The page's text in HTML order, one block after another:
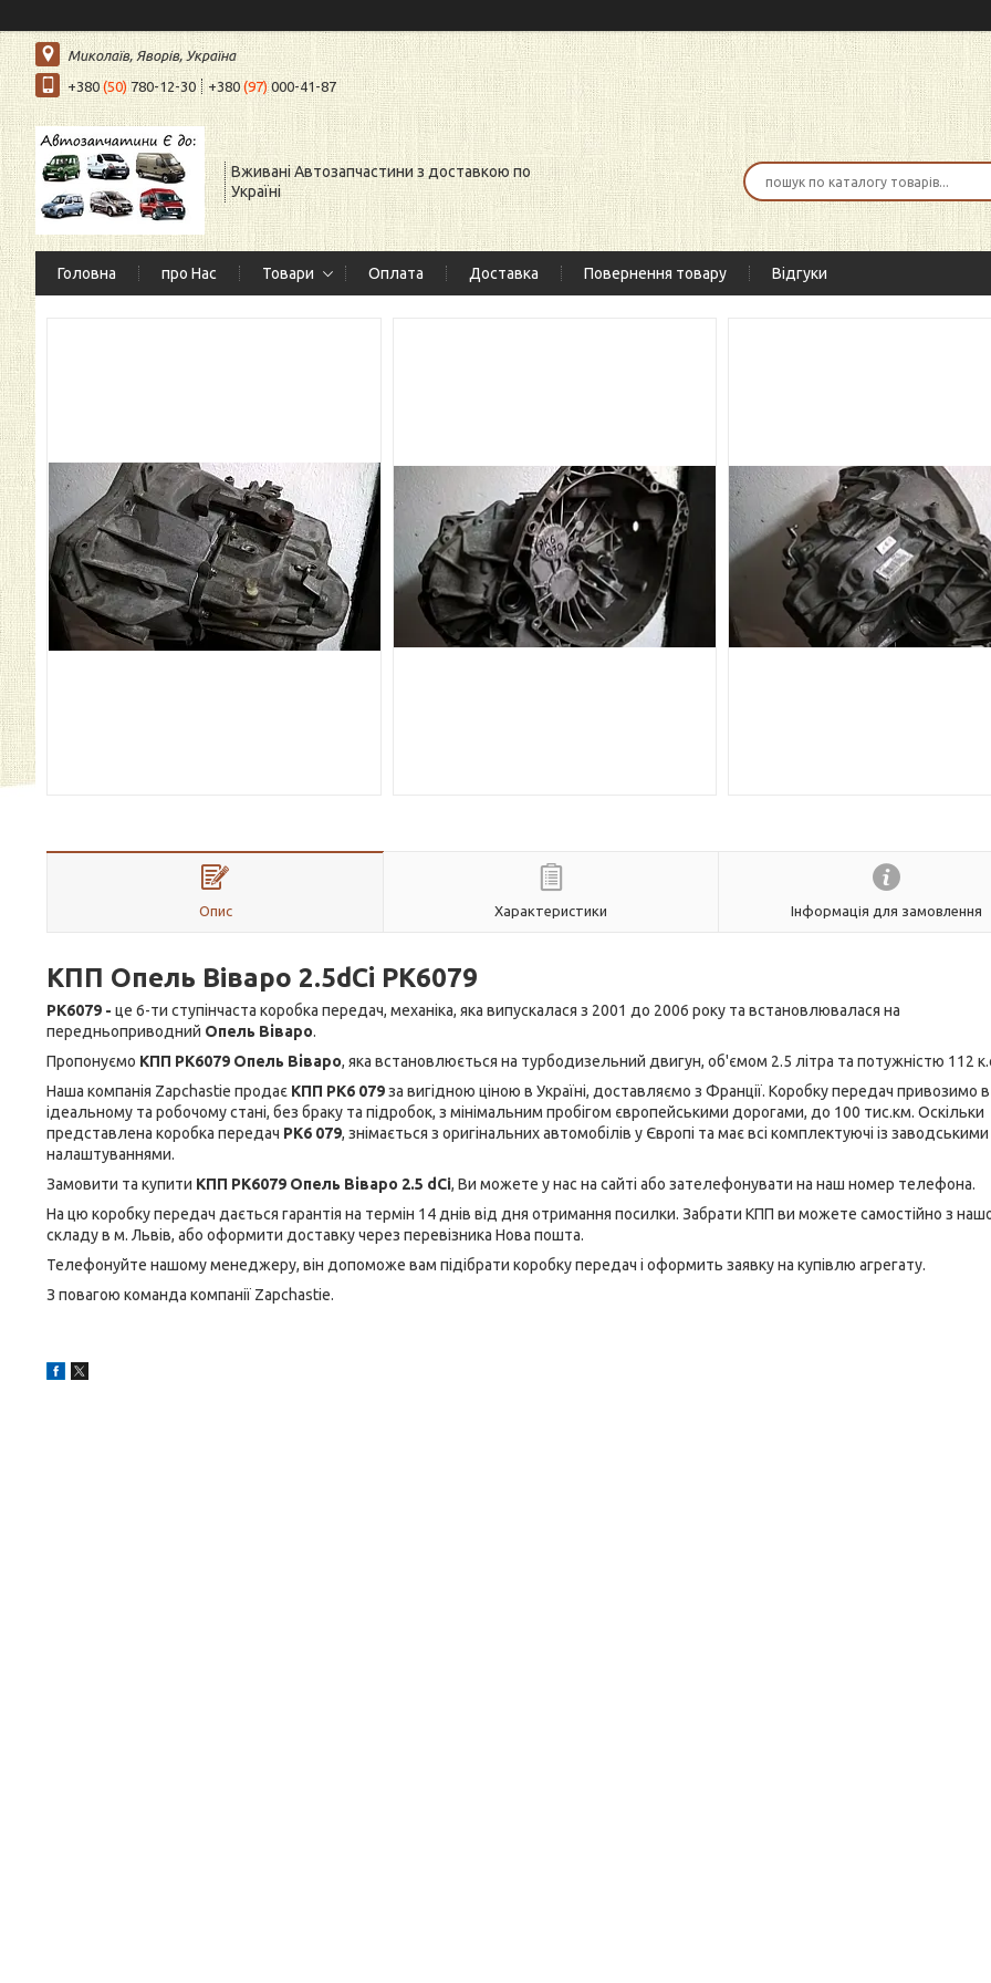
Миколаїв, Яворів, Україна
+380 (50)780-12-30 +380(97)000-41-87
Вживані Автозапчастини з доставкою по
Україні
Головна про Нас Товари Оплата Доставка Повернення товару Відгуки
Опис Характеристики Інформація для замовлення
КПП Опель Віваро 2.5dCi PK6079
PK6079 - це 6-ти ступінчаста коробка передач, механіка, яка випускалася з 2001 до 2006 року та встановлювалася на
передньоприводний Опель Віваро.
Пропонуємо КПП PK6079 Опель Віваро, яка встановлюється на турбодизельний двигун, об'ємом 2.5 літра та потужністю 112
Наша компанія Zapchastie продає КПП PK6 079за вигідною ціною в Україні, доставляємо з Франції. Коробку передач привозимо в
ідеальному та робочому стані, без браку та підробок, з мінімальним пробігом європейськими дорогами, до 100 тис.км. Оскільки
представлена коробка передач PK6 079, знімається з оригінальних автомобілів у Європі та має всі комплектуючі із заводськими
налаштуваннями.
Замовити та купити КПП PK6079 Опель Віваро 2.5 dCi, Ви можете у нас на сайті або зателефонувати на наш номер телефона.
На цю коробку передач дається гарантія на термін 14 днів від дня отримання посилки. Забрати КПП ви можете самостійно з
складу в м. Львів, або оформити доставку через перевізника Нова пошта.
Телефонуйте нашому менеджеру, він допоможе вам підібрати коробку передач і оформить заявку на купівлю агрегату.
З повагою команда компанії Zapchastie.